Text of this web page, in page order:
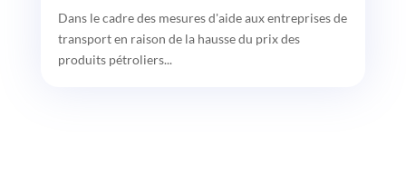
Dans le cadre des mesures d'aide aux entreprises de
transport en raison de la hausse du prix des
produits pétroliers...